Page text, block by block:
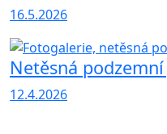
16.5.2026
Netěsná
12.4.2026